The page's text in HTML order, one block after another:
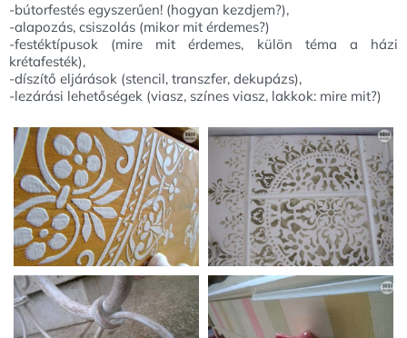
-bútorfestés egyszerűen! (hogyan kezdjem?),
-alapozás, csiszolás (mikor mit érdemes?)
-festéktípusok (mire mit érdemes, külön téma a házi
krétafesték),
-díszítő eljárások (stencil, transzfer, dekupázs),
-lezárási lehetőségek (viasz, színes viasz, lakkok: mire mit?)